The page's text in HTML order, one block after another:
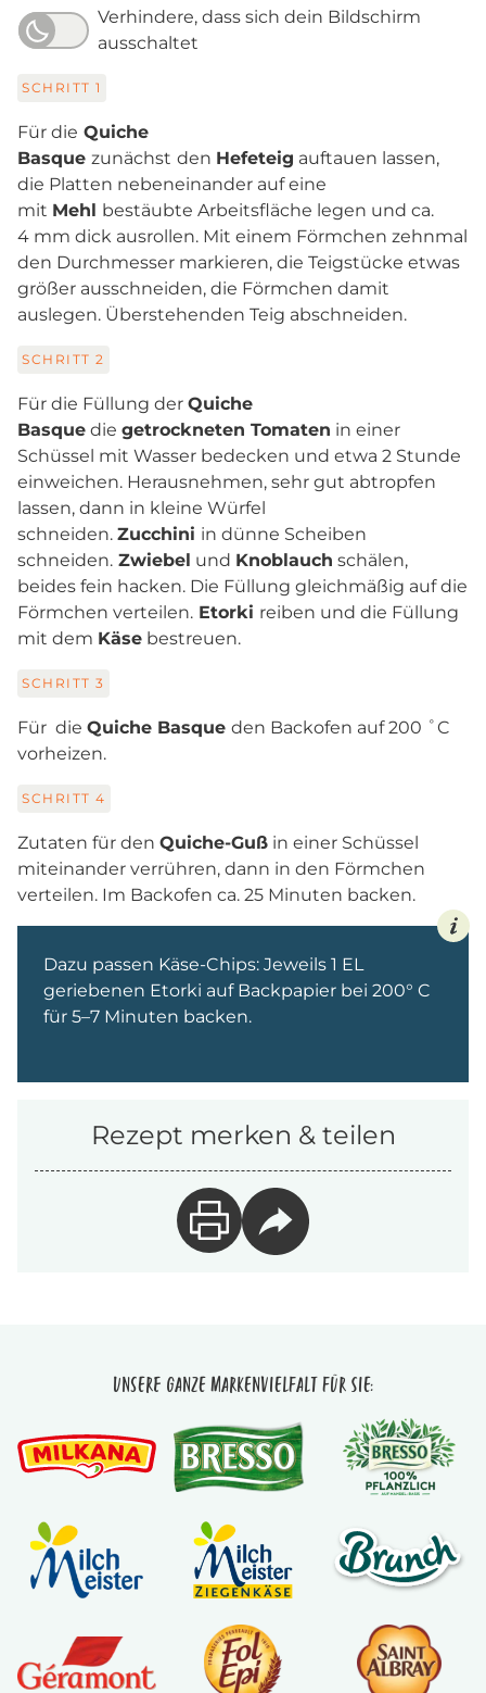
Verhindere, dass sich dein Bildschirm
ausschaltet
SCHRITT 1
Für die Quiche
Basque zunächst den Hefeteig auftauen lassen,
die Platten nebeneinander auf eine
mit Mehl bestäubte Arbeitsfläche legen und ca.
4 mm dick ausrollen. Mit einem Förmchen zehnmal
den Durchmesser markieren, die Teigstücke etwas
größer ausschneiden, die Förmchen damit
auslegen. Überstehenden Teig abschneiden.
SCHRITT 2
Für die Füllung der Quiche
Basque die getrockneten Tomaten in einer
Schüssel mit Wasser bedecken und etwa 2 Stunde
einweichen. Herausnehmen, sehr gut abtropfen
lassen, dann in kleine Würfel
schneiden. Zucchini in dünne Scheiben
schneiden. Zwiebel und Knoblauch schälen,
beides fein hacken. Die Füllung gleichmäßig auf die
Förmchen verteilen. Etorki reiben und die Füllung
mit dem Käse bestreuen.
SCHRITT 3
Für die Quiche Basque den Backofen auf 200 ˚C
vorheizen.
SCHRITT 4
Zutaten für den Quiche-Guß in einer Schüssel
miteinander verrühren, dann in den Förmchen
verteilen. Im Backofen ca. 25 Minuten backen.
Dazu passen Käse-Chips: Jeweils 1 EL
geriebenen Etorki auf Backpapier bei 200° C
für 5–7 Minuten backen.
Rezept merken & teilen
Unsere ganze Markenvielfalt für Sie: